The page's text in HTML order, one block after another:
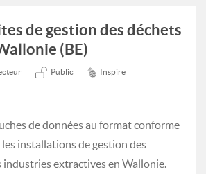
de gestion des déchets
(BE)
Public Inspire
de données au format conforme
les installations de gestion des
industries extractives en Wallonie.